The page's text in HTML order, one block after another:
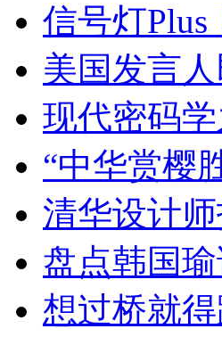
信号灯Plus
美国发言
现代密码
“中华赏樱
清华设计
盘点韩国
想过桥就